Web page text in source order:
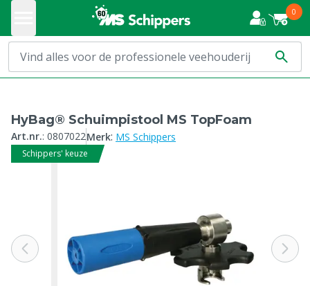
0
HyBag® Schuimpistool MS TopFoam
Art.nr.: 0807022Merk: MS Schippers
Schippers' keuze